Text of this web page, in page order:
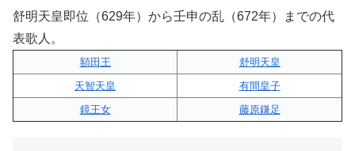
舒明天皇即位（629年）から壬申の乱（672年）までの代
表歌人。
額田王
舒明天皇
天智天皇
有間皇子
鏡王女
藤原鎌足